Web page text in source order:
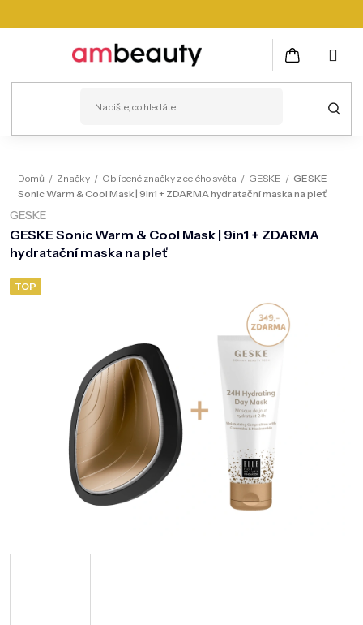
na
NÁKUPNÍ
KOŠÍK
VLASY
ZDRAVÍ
DOMÁCNOST
Domů / Značky / Oblíbené značky z celého světa / GESKE / GESKE
Sonic Warm & Cool Mask | 9in1 + ZDARMA hydratační maska na pleť
GESKE Sonic Warm & Cool Mask | 9in1 + ZDARMA
hydratační maska na pleť
GESKE
TOP